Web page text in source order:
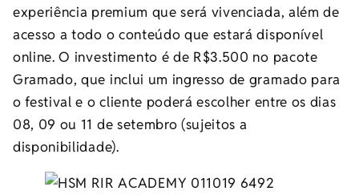
experiência premium que será vivenciada, além de
acesso a todo o conteúdo que estará disponível
online. O investimento é de R$3.500 no pacote
Gramado, que inclui um ingresso de gramado para
o festival e o cliente poderá escolher entre os dias
08, 09 ou 11 de setembro (sujeitos a
disponibilidade).